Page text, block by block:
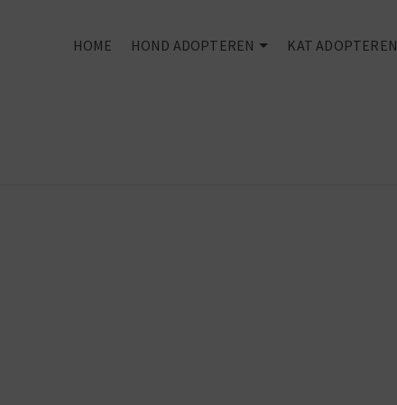
HOME HOND ADOPTEREN KAT ADOPTEREN